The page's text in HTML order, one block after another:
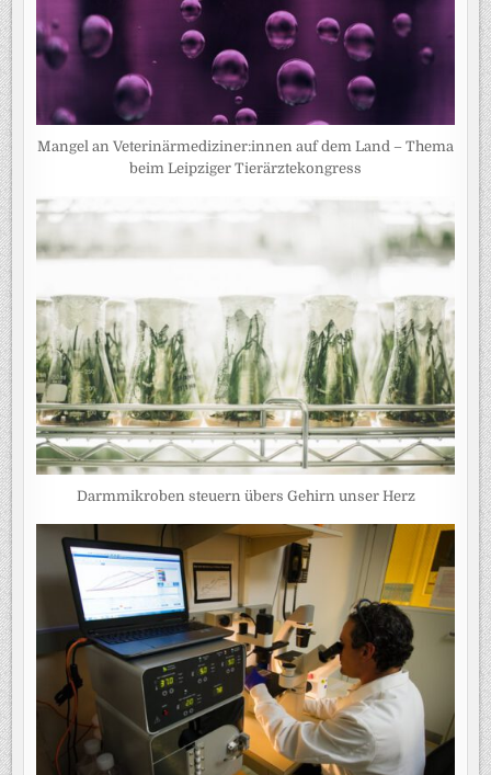
Mangel an Veterinärmediziner:innen auf dem Land – Thema
beim Leipziger Tierärztekongress
Darmmikroben steuern übers Gehirn unser Herz